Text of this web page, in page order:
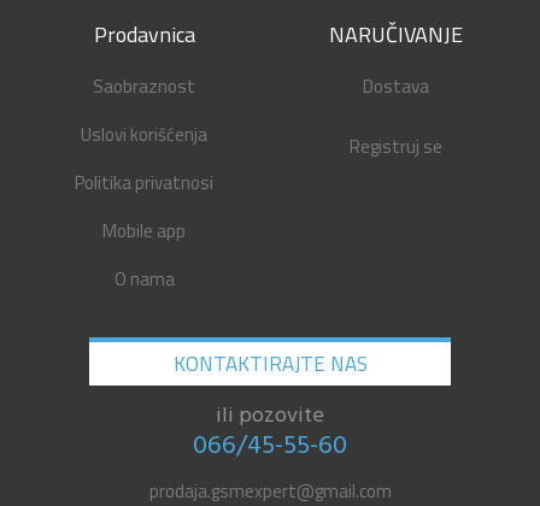
Prodavnica
Saobraznost
Uslovi korišćenja
Politika privatnosi
Mobile app
O nama
NARUČIVANJE
Dostava
Registruj se
KONTAKTIRAJTE NAS
ili pozovite
066/45-55-60
prodaja.gsmexpert@gmail.com